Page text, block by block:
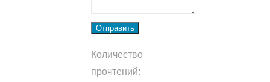
Отправить
Количество
прочтений: